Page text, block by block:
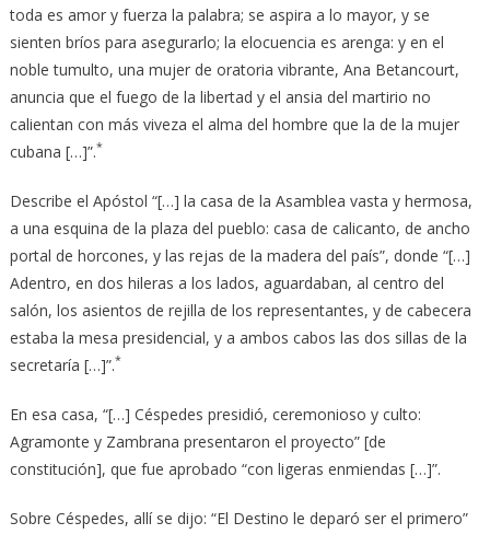
toda es amor y fuerza la palabra; se aspira a lo mayor, y se
sienten bríos para asegurarlo; la elocuencia es arenga: y en el
noble tumulto, una mujer de oratoria vibrante, Ana Betancourt,
anuncia que el fuego de la libertad y el ansia del martirio no
calientan con más viveza el alma del hombre que la de la mujer
cubana […]”.*
Describe el Apóstol “[…] la casa de la Asamblea vasta y hermosa,
a una esquina de la plaza del pueblo: casa de calicanto, de ancho
portal de horcones, y las rejas de la madera del país”, donde “[…]
Adentro, en dos hileras a los lados, aguardaban, al centro del
salón, los asientos de rejilla de los representantes, y de cabecera
estaba la mesa presidencial, y a ambos cabos las dos sillas de la
secretaría […]”.*
En esa casa, “[…] Céspedes presidió, ceremonioso y culto:
Agramonte y Zambrana presentaron el proyecto” [de
constitución], que fue aprobado “con ligeras enmiendas […]”.
Sobre Céspedes, allí se dijo: “El Destino le deparó ser el primero”